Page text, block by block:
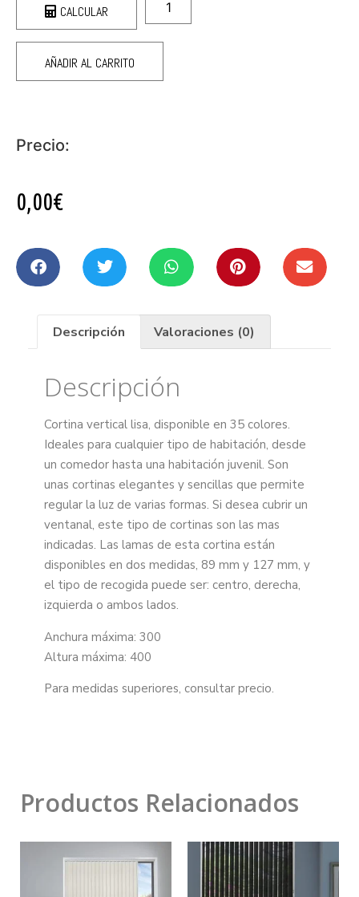
CALCULAR
AÑADIR AL CARRITO
Precio:
0,00€
Descripción Valoraciones (0)
Descripción
Cortina vertical lisa, disponible en 35 colores.
Ideales para cualquier tipo de habitación, desde
un comedor hasta una habitación juvenil. Son
unas cortinas elegantes y sencillas que permite
regular la luz de varias formas. Si desea cubrir un
ventanal, este tipo de cortinas son las mas
indicadas. Las lamas de esta cortina están
disponibles en dos medidas, 89 mm y 127 mm, y
el tipo de recogida puede ser: centro, derecha,
izquierda o ambos lados.
Anchura máxima: 300
Altura máxima: 400
Para medidas superiores, consultar precio.
Productos Relacionados